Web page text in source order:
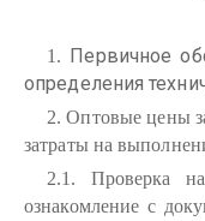
1. Первичное
определения
2. Оптовые цены
затраты на
2.1. Проверка
ознакомление с